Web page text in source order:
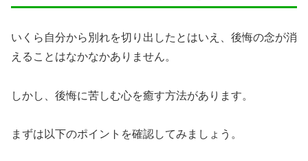
いくら自分から別れを切り出したとはいえ、後悔の念が消
えることはなかなかありません。
しかし、後悔に苦しむ心を癒す方法があります。
まずは以下のポイントを確認してみましょう。